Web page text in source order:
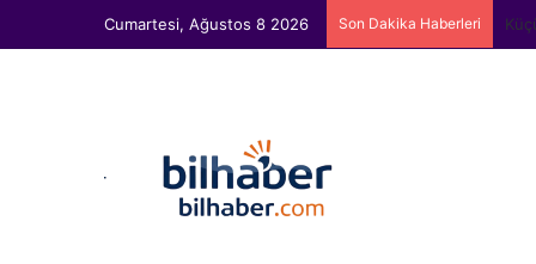
Cumartesi, Ağustos 8 2026 Son Dakika Haberleri